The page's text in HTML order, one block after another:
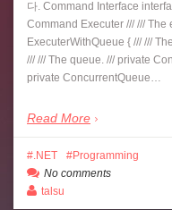
다. Command Interface
Command Executer /// ///
ExecuterWithQueue { /// ///
/// /// The queue. /// private
private ConcurrentQueue…
Read More
.NET
Programming
No comments
talsu